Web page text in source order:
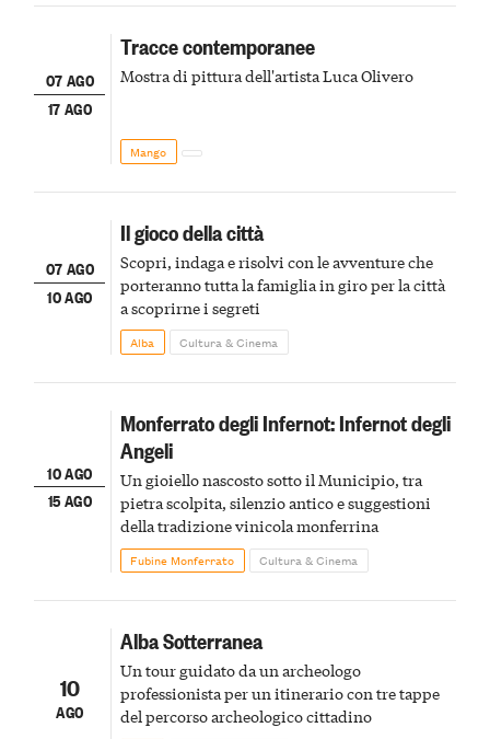
07 AGO
17 AGO
Tracce contemporanee
Mostra di pittura dell'artista Luca Olivero
Mango
07 AGO
10 AGO
Il gioco della città
Scopri, indaga e risolvi con le avventure che
porteranno tutta la famiglia in giro per la città
a scoprirne i segreti
Alba Cultura & Cinema
10 AGO
15 AGO
Monferrato degli Infernot: Infernot degli
Angeli
Un gioiello nascosto sotto il Municipio, tra
pietra scolpita, silenzio antico e suggestioni
della tradizione vinicola monferrina
Fubine Monferrato Cultura & Cinema
10
AGO
Alba Sotterranea
Un tour guidato da un archeologo
professionista per un itinerario con tre tappe
del percorso archeologico cittadino